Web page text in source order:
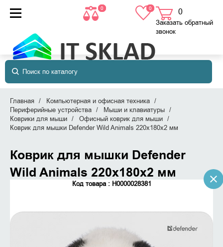
0 0 0
в корзине
Заказать обратный
звонок
Главная
Компьютерная и офисная техника
Периферийные устройства
Мыши и клавиатуры
Коврики для мыши
Офисный коврик для мыши
Коврик для мышки Defender Wild Animals 220x180x2 мм
Коврик для мышки Defender
Wild Animals 220x180x2 мм
Код товара : Н0000028381